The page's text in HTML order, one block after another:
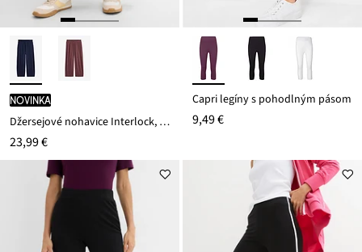
novinka
Džersejové nohavice Interlock, bavlna
23,99 €
Capri legíny s pohodlným pásom
9,49 €